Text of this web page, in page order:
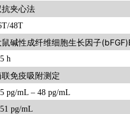
抗夹心法
48T
鼠碱性成纤维细胞生长因子
h
联免疫吸附测定
pg/mL – 48 pg/mL
pg/mL